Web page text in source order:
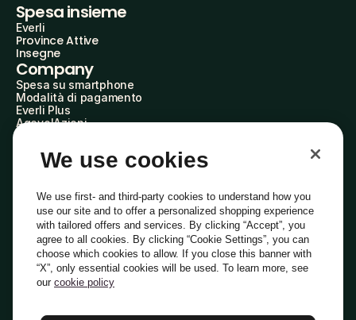
Spesa insieme
Everli
Province Attive
Insegne
Company
Spesa su smartphone
Modalità di pagamento
Everli Plus
AgevolAzioni
Everli Shoppers
Scopri chi siamo
Domande frequenti
Lavora con noi
Diventa Shopper
Investitori
PrivacyCookiePreferenze Cookie
Termini e Condizioni
Italiano
We use cookies
We use first- and third-party cookies to understand how you
use our site and to offer a personalized shopping experience
with tailored offers and services. By clicking “Accept”, you
agree to all cookies. By clicking “Cookie Settings”, you can
choose which cookies to allow. If you close this banner with
“X”, only essential cookies will be used. To learn more, see
our cookie policy